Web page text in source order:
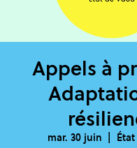
Appels à
mar. 30 juin